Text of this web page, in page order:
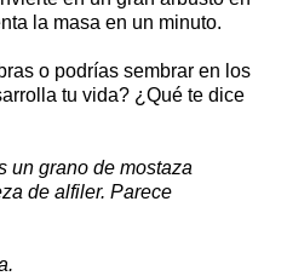
la masa en un minuto.
o podrías sembrar en los
tu vida? ¿Qué te dice
un grano de mostaza
de alfiler. Parece